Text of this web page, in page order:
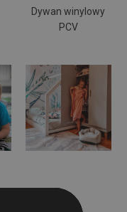
Dywan winylowy
PCV